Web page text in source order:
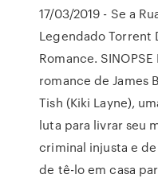
17/03/2019 - Se a
Legendado Torrent
Romance.
romance de James
Tish (Kiki Layne),
luta para livrar seu
criminal injusta e
de tê-lo em casa